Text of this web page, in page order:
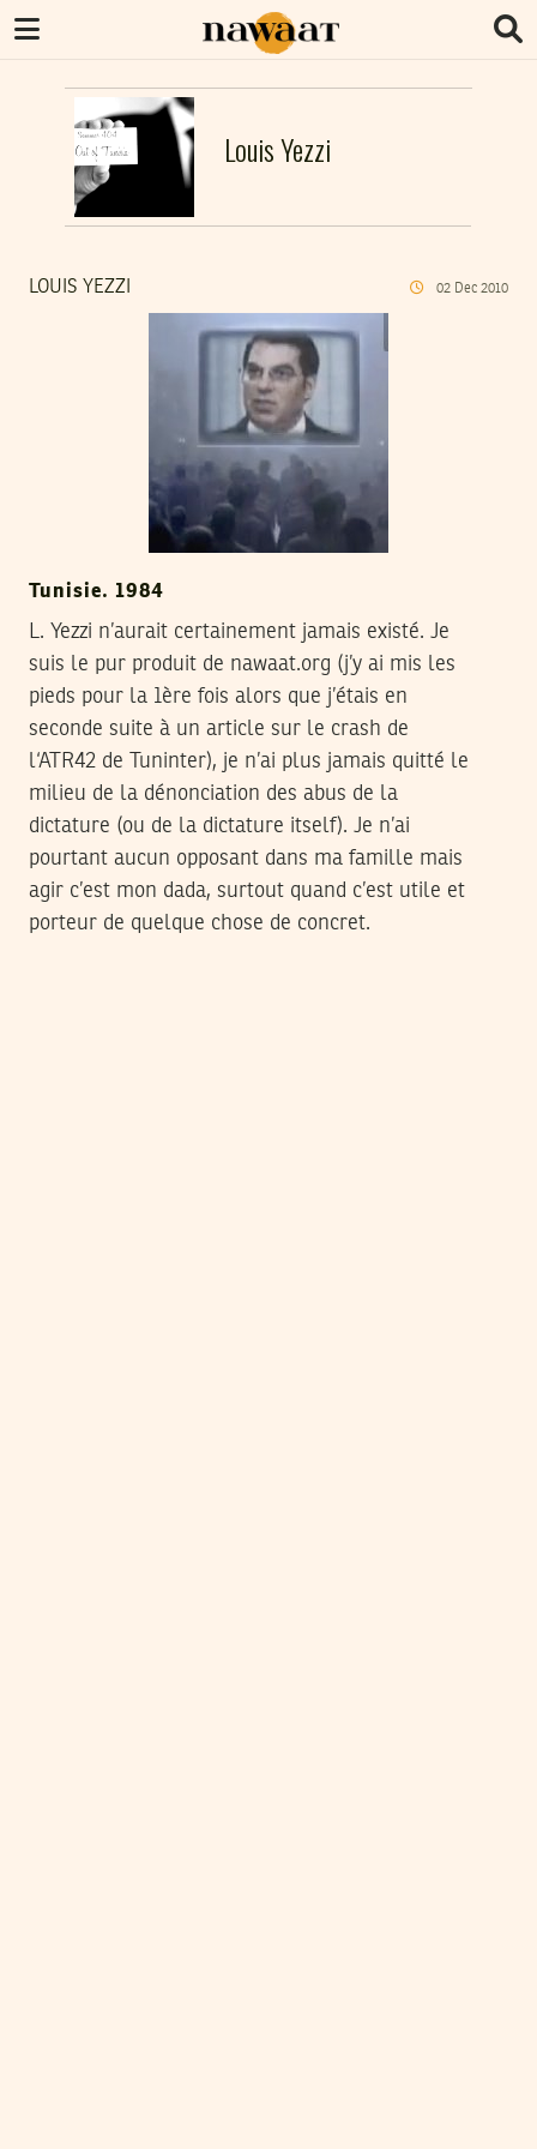
Louis Yezzi
LOUIS YEZZI 02 Dec 2010
Tunisie. 1984
L. Yezzi n’aurait certainement jamais existé. Je
suis le pur produit de nawaat.org (j’y ai mis les
pieds pour la 1ère fois alors que j’étais en
seconde suite à un article sur le crash de
l‘ATR42 de Tuninter), je n’ai plus jamais quitté le
milieu de la dénonciation des abus de la
dictature (ou de la dictature itself). Je n’ai
pourtant aucun opposant dans ma famille mais
agir c’est mon dada, surtout quand c’est utile et
porteur de quelque chose de concret.